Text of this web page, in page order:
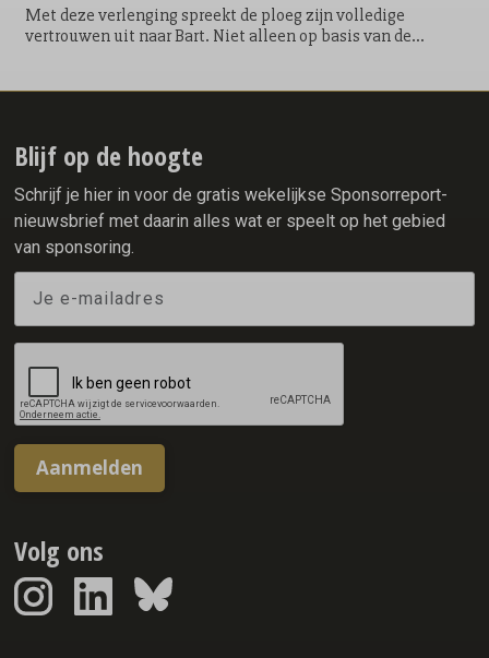
Met deze verlenging spreekt de ploeg zijn volledige
vertrouwen uit naar Bart. Niet alleen op basis van de
van de cultuurbewakers van Team X²O Badkamers. Bart won
wereldtitels (mass start), 4 Europese titels (mass start) en 4
x WK brons (allround, 5000 & 2 x mass start).
Blijf op de hoogte
Schrijf je hier in voor de gratis wekelijkse Sponsorreport-
nieuwsbrief met daarin alles wat er speelt op het gebied
van sponsoring.
Aanmelden
Volg ons